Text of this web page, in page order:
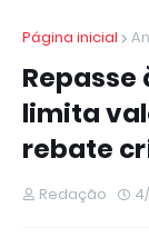
Página inicial
limita
rebate
Redação